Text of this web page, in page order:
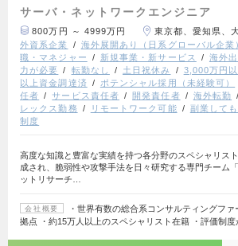
サーバ・ネットワークエンジニア
800万円 ～ 4999万円
東京都、愛知県、
外資系企業
海外展開あり（日系グローバル企業
職・マネジャー
新規事業・新サービス 海外
力が必要
転勤なし 土日祝休み 3,000万円
以上資金調達済
ポテンシャル採用（未経験可）
任者
サービス責任者 開発責任者 海外転勤
レックス勤務
リモートワーク可能 副業して
制度
高度な知識と豊富な実績を持つ各分野のスペシャリス
成され、脆弱性や攻撃手法を日々研究する専門チーム
ットリサーチ…
会社概要
・世界有数の総合系コンサルティングフ
拠点 ・約15万人以上のスペシャリスト在籍 ・評価制度